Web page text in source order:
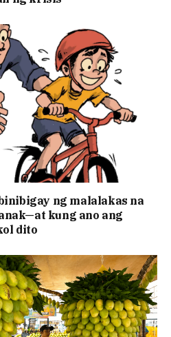
ng malalakas na
kung ano ang
dito